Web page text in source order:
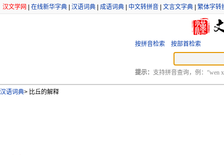
汉文学网 在线新华字典 汉语词典 成语词典 中文转拼音 文言文字典 繁体字转
按拼音检索 按部首检索
提示： 支持拼音查询，例：“wen
汉语词典> 比丘的解释